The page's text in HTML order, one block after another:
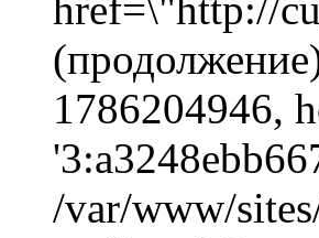
1786204946,
/var/www/